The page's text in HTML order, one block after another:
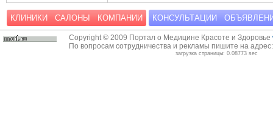
КЛИНИКИ САЛОНЫ КОМПАНИИ КОНСУЛЬТАЦИИ
Copyright © 2009 Портал о Медицине Красоте и Здоровье
По вопросам сотрудничества и рекламы пишите на
загрузка страницы: 0.08773 sec